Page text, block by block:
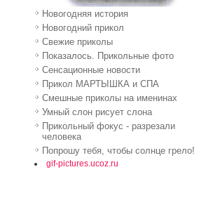
Новогодняя история
Новогодний прикол
Свежие приколы
Показалось. Прикольные фото
Сенсационные новости
Прикол МАРТЫШКА и СПА
Смешные приколы на именинах
Умный слон рисует слона
Прикольный фокус - разрезали
человека
Попрошу тебя, чтобы солнце грело!
gif-pictures.ucoz.ru